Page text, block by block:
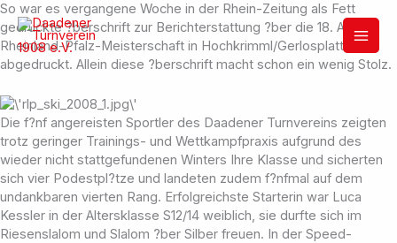
Zum
Inhalt
springen
So war es vergangene Woche in der Rhein-Zeitung als Fett
gedruckte ?berschrift zur Berichterstattung ?ber die 18. Alpine
Rheinland-Pfalz-Meisterschaft in Hochkrimml/Gerlosplatte
abgedruckt. Allein diese ?berschrift macht schon ein wenig Stolz.
Die f?nf angereisten Sportler des Daadener Turnvereins zeigten
trotz geringer Trainings- und Wettkampfpraxis aufgrund des
wieder nicht stattgefundenen Winters Ihre Klasse und sicherten
sich vier Podestpl?tze und landeten zudem f?nfmal auf dem
undankbaren vierten Rang. Erfolgreichste Starterin war Luca
Kessler in der Altersklasse S12/14 weiblich, sie durfte sich im
Riesenslalom und Slalom ?ber Silber freuen. In der Speed-